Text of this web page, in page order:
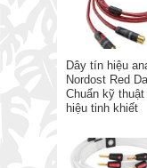
Dây tín hiệu
Nordost Red
Chuẩn kỹ
hiệu tinh khiết